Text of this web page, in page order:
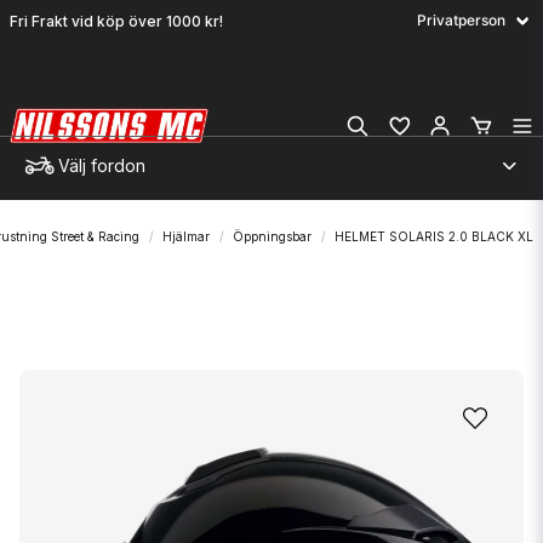
Fri Frakt vid köp över 1000 kr!
Välj fordon
Street & Racing Hjälmar Öppningsbar HELMET SOLARIS 2.0 BLACK XL